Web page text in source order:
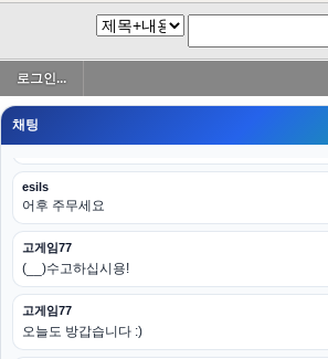
로그인...
채팅
esils
다 펼쳐두면 너무길어서 ..
esils
모바일로 보는데도 좀 불편하더라구요
고게임77
아 ㅋㅋ 내일도 심심하면 들리겠습니다. 벌써 12시
esils
어후 주무세요
고게임77
(__)수고하십시용!
고게임77
오늘도 방갑습니다 :)